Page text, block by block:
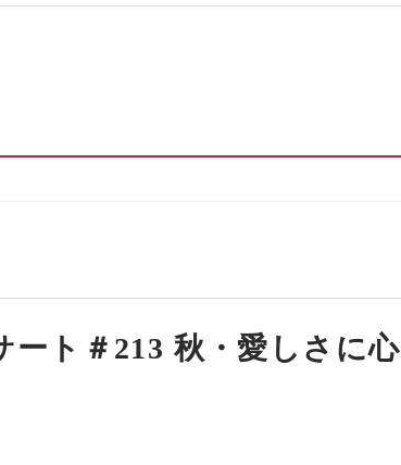
ト＃213 秋・愛しさに心